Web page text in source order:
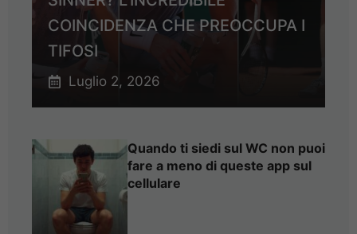
COINCIDENZA CHE PREOCCUPA I
TIFOSI
Luglio 2, 2026
Quando ti siedi sul WC non puoi
fare a meno di queste app sul
cellulare